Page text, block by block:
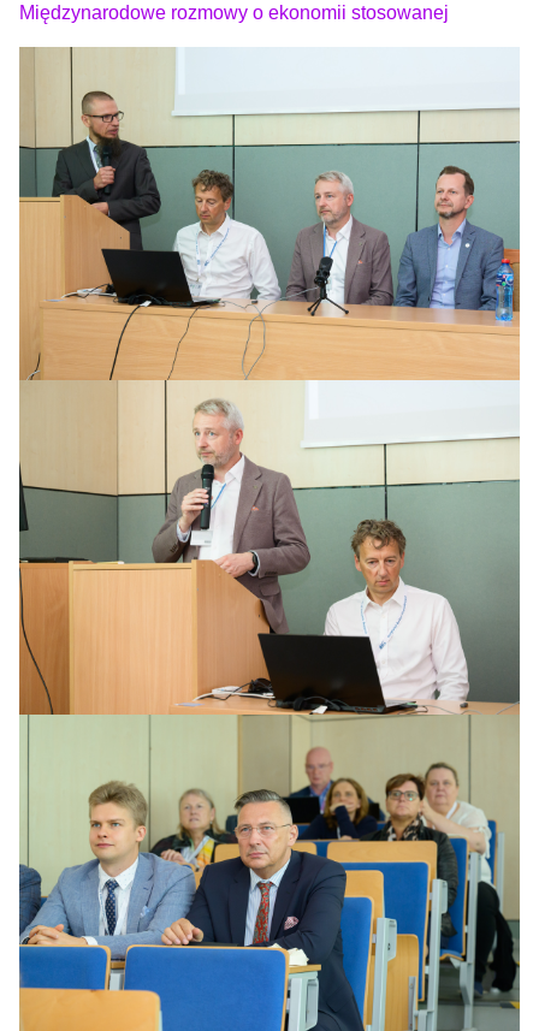
Międzynarodowe rozmowy o ekonomii stosowanej